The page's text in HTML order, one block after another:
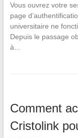
Vous ouvrez votre
page
universitaire ne
Depuis le passage
à…
Comment
Cristolink